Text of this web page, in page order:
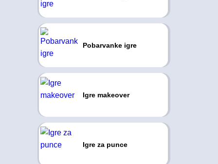
Pobarvanke igre
Igre makeover
Igre za punce